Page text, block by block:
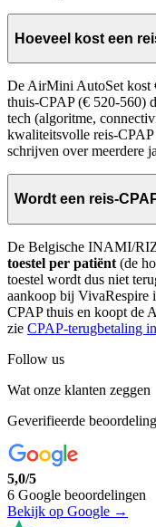
Hoeveel kost een
De AirMini AutoSet kost
thuis-CPAP (€ 520-560)
tech (algoritme,
kwaliteitsvolle reis-CPAP
schrijven over meerdere
Wordt een reis-
De Belgische INAMI/
toestel per patiënt (de
toestel wordt dus niet
aankoop bij VivaRespire
CPAP thuis en koopt de
zie CPAP-terugbetaling
Follow us
Wat onze klanten zeggen
Geverifieerde
5,0/5
6 Google beoordelingen
Bekijk op Google →